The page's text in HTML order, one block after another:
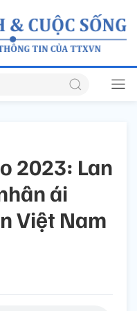
2023: Lan
ái
Việt Nam